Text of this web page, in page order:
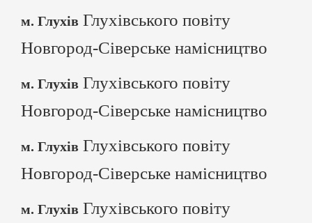
м. Глухів Глухівського повіту
Новгород-Сіверське намісництво
м. Глухів Глухівського повіту
Новгород-Сіверське намісництво
м. Глухів Глухівського повіту
Новгород-Сіверське намісництво
м. Глухів Глухівського повіту